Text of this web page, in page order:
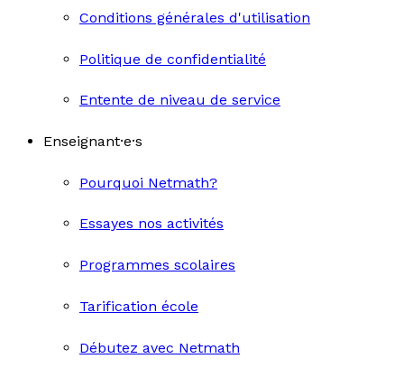
Conditions générales d'utilisation
Politique de confidentialité
Entente de niveau de service
Enseignant·e·s
Pourquoi Netmath?
Essayes nos activités
Programmes scolaires
Tarification école
Débutez avec Netmath